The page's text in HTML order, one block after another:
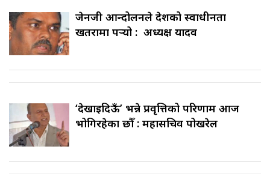
जेनजी आन्दोलनले देशको स्वाधीनता
खतरामा पर्‍यो : अध्यक्ष यादव
‘देखाइदिऊँ’ भन्ने प्रवृत्तिको परिणाम आज
भोगिरहेका छौँ : महासचिव पोखरेल